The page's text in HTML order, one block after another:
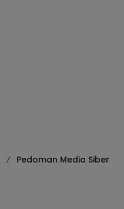
Pedoman Media Siber